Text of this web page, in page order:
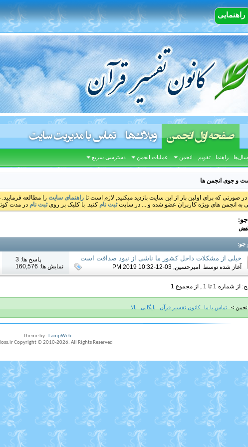
راهنمایی
صفحه اول انجمن
راهنما تقویم انجمن عملیات انجمن دسترسی سریع
وبلاگ‌ها تماس با مدیریت سایت
و جوی انجمن ها
در صورتی که برای اولین بار از این سایت بازدید میکنید, لازم است تا راهنمای سایت را مطالعه
به انجمن های ویژه کاربران عضو شده و ... در سایتثبت نام کنید. با کلیک بر رویثبت نام در مدت
:
خیلی از مشکلات داخل کشور ما ناشی از نبود صداقت است
آغاز شده توسط امیرحسین, 03-12-2019 10:32 PM
پاسخ ها: 3
نمایش ها: 160,576
1 تا 1 , از مجموع 1
> تماس با ما کانون تفسیر قرآن بایگانی بالا
Theme by : LampWeb
Copyright © 2010-2026. All Rights Reserved